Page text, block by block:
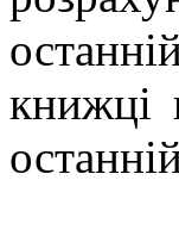
книжці